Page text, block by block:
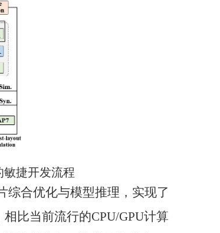
敏捷开发流程
综合优化与模型推理，实现了
比当前流行的CPU/GPU计算